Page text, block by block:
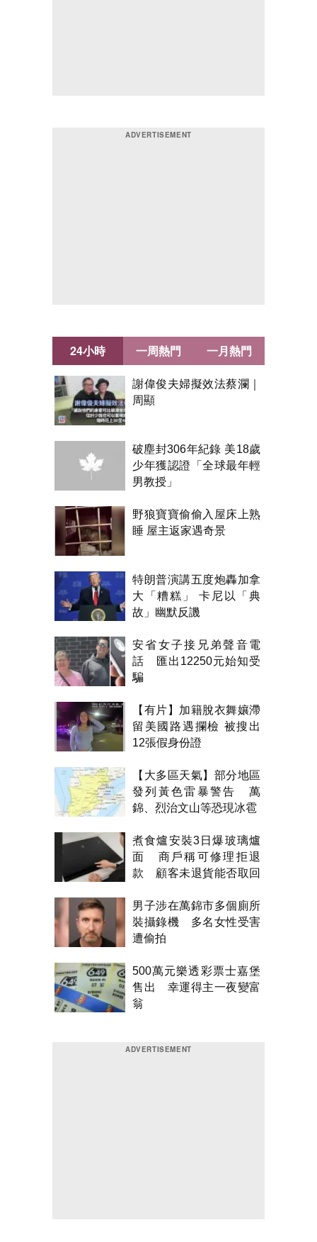
24小時
謝偉俊夫婦擬效法蔡瀾｜
周顯
破塵封306年紀錄 美18歲
少年獲認證「全球最年輕
男教授」
野狼寶寶偷偷入屋床上熟
睡 屋主返家遇奇景
特朗普演講五度炮轟加拿
大「糟糕」 卡尼以「典
故」幽默反譏
安省女子接兄弟聲音電
話 匯出12250元始知受
騙
【有片】加籍脫衣舞孃滯
留美國路遇攔檢 被搜出
12張假身份證
【大多區天氣】部分地區
發列黃色雷暴警告 萬
錦、烈治文山等恐現冰雹
煮食爐安裝3日爆玻璃爐
面 商戶稱可修理拒退
款 顧客未退貨能否取回
男子涉在萬錦市多個廁所
裝攝錄機 多名女性受害
遭偷拍
500萬元樂透彩票士嘉堡
售出 幸運得主一夜變富
翁
一周熱門 一月熱門